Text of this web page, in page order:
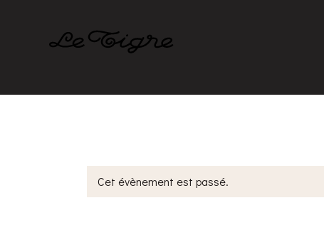
Cet évènement est passé.